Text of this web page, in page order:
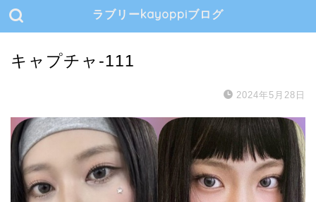
ラブリーkayoppiブログ
キャプチャ-111
2024年5月28日